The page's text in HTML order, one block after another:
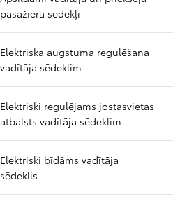
pasažiera sēdekļi
Elektriska augstuma regulēšana
vadītāja sēdeklim
Elektriski regulējams jostasvietas
atbalsts vadītāja sēdeklim
Elektriski bīdāms vadītāja
sēdeklis